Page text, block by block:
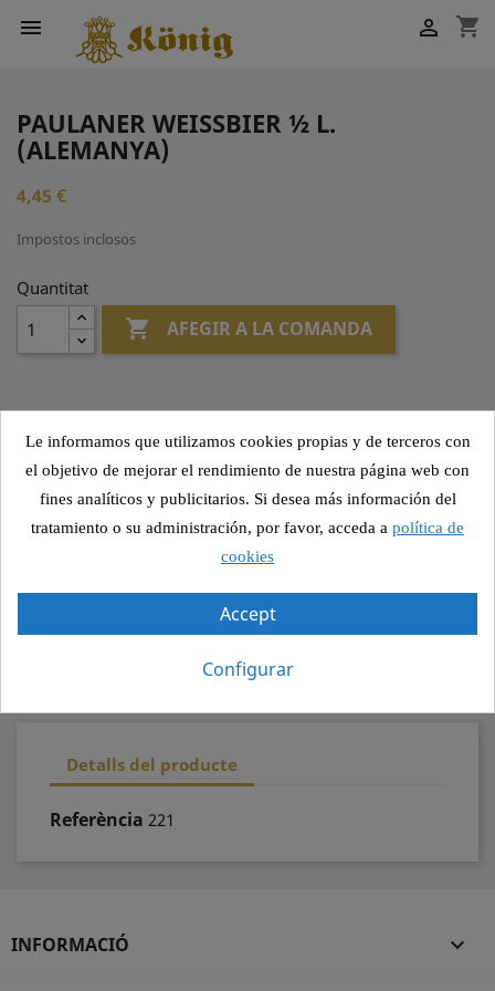
 shopping_cart

PAULANER WEISSBIER ½ L.
(ALEMANYA)
4,45 €
Impostos inclosos
Quantitat
 AFEGIR A LA COMANDA
Compartir
Pagament segur
Recollida segura
Detalls del producte
Referència 221
INFORMACIÓ 
Le informamos que utilizamos cookies propias y de terceros con
el objetivo de mejorar el rendimiento de nuestra página web con
fines analíticos y publicitarios. Si desea más información del
tratamiento o su administración, por favor, acceda a política de
cookies
Accept
Configurar